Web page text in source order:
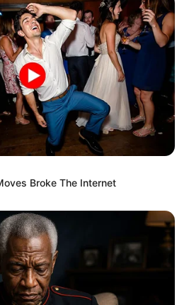
Min
BaeSum
Gyeongsangbuk-do, Korea
Selatan
Broke The Internet